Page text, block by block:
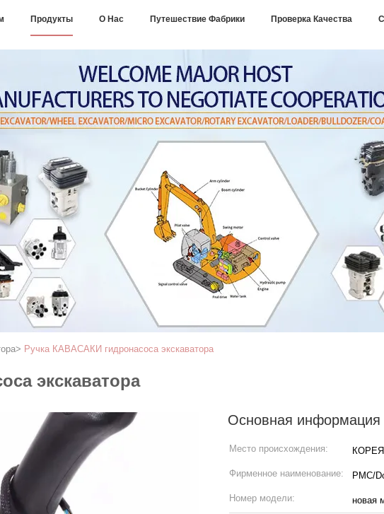
Продукты О Нас Путешествие Фабрики Проверка Качества
> Ручка КАВАСАКИ гидронасоса экскаватора
экскаватора
Основная информация
Место происхождения: КОРЕЯ
Фирменное наименование: PMC/
Номер модели: новая